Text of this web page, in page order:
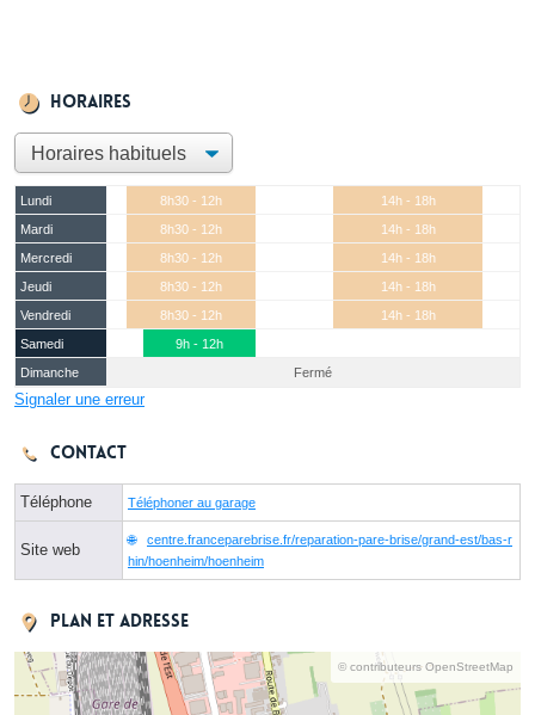
Horaires
Lundi 8h30 - 12h
14h - 18h
Mardi
8h30 - 12h
14h - 18h
Mercredi
8h30 - 12h
14h - 18h
Jeudi
8h30 - 12h
14h - 18h
Vendredi
8h30 - 12h
14h - 18h
Samedi
9h - 12h
Dimanche
Fermé
Signaler une erreur
Contact
Téléphone Téléphoner au garage
Site web
centre.franceparebrise.fr/reparation-pare-brise/grand-est/bas-r
hin/hoenheim/hoenheim
Plan et adresse
© contributeurs OpenStreetMap